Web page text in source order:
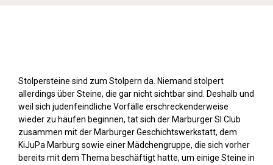
Stolpersteine sind zum Stolpern da. Niemand stolpert
allerdings über Steine, die gar nicht sichtbar sind. Deshalb und
weil sich judenfeindliche Vorfälle erschreckenderweise
wieder zu häufen beginnen, tat sich der Marburger SI Club
zusammen mit der Marburger Geschichtswerkstatt, dem
KiJuPa Marburg sowie einer Mädchengruppe, die sich vorher
bereits mit dem Thema beschäftigt hatte, um einige Steine in